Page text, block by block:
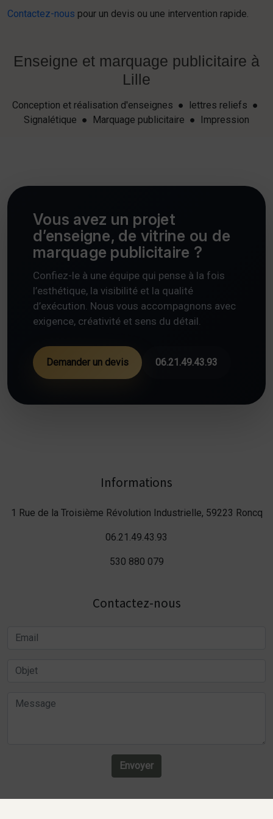
Contactez-nous pour un devis ou une intervention rapide.
Enseigne et marquage publicitaire à
Lille
Conception et réalisation d'enseignes ● lettres reliefs ●
Signalétique ● Marquage publicitaire ● Impression
Vous avez un projet
d’enseigne, de vitrine ou de
marquage publicitaire ?
Confiez-le à une équipe qui pense à la fois
l’esthétique, la visibilité et la qualité
d’exécution. Nous vous accompagnons avec
exigence, créativité et sens du détail.
Demander un devis 06.21.49.43.93
Informations
1 Rue de la Troisième Révolution Industrielle, 59223 Roncq
06.21.49.43.93
530 880 079
Contactez-nous
Envoyer